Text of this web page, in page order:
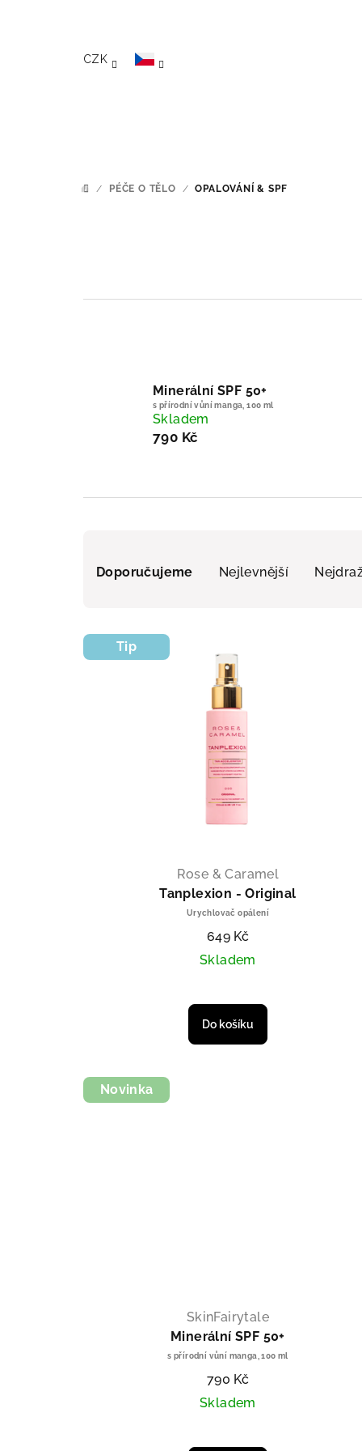
CZK
DOMŮ
/ PÉČE O TĚLO / OPALOVÁNÍ & SPF
Minerální SPF 50+
s přírodní vůní manga, 100 ml
Skladem
790 Kč
Doporučujeme Nejlevnější
Výpis produktů
Tip
Rose & Caramel
Tanplexion - Original
Urychlovač opálení
649 Kč
Skladem
Do košíku
Novinka
SkinFairytale
Minerální SPF 50+
s přírodní vůní manga, 100 ml
790 Kč
Skladem